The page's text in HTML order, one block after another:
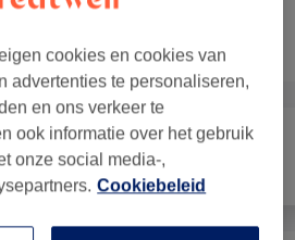
cookies en cookies van
advertenties te personaliseren,
en ons verkeer te
ook informatie over het gebruik
onze social media-,
Cookiebeleid